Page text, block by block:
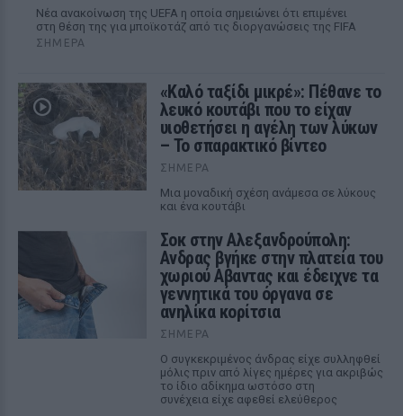
Νέα ανακοίνωση της UEFA η οποία σημειώνει ότι επιμένει
στη θέση της για μποϊκοτάζ από τις διοργανώσεις της FIFA
ΣΉΜΕΡΑ
«Καλό ταξίδι μικρέ»: Πέθανε το
λευκό κουτάβι που το είχαν
υιοθετήσει η αγέλη των λύκων
– Το σπαρακτικό βίντεο
ΣΉΜΕΡΑ
Μια μοναδική σχέση ανάμεσα σε λύκους
και ένα κουτάβι
Σοκ στην Αλεξανδρούπολη:
Ανδρας βγήκε στην πλατεία του
χωριού Αβαντας και έδειχνε τα
γεννητικά του όργανα σε
ανηλίκα κορίτσια
ΣΉΜΕΡΑ
Ο συγκεκριμένος άνδρας είχε συλληφθεί
μόλις πριν από λίγες ημέρες για ακριβώς
το ίδιο αδίκημα ωστόσο στη
συνέχεια είχε αφεθεί ελεύθερος